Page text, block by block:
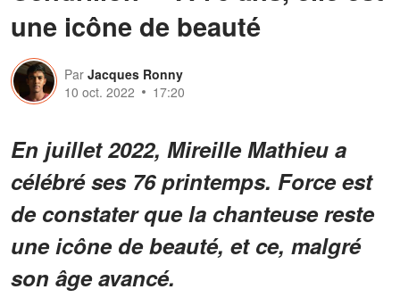
une icône de beauté
Par Jacques Ronny
10 oct. 2022
17:20
En juillet 2022, Mireille Mathieu a
célébré ses 76 printemps. Force est
de constater que la chanteuse reste
une icône de beauté, et ce, malgré
son âge avancé.